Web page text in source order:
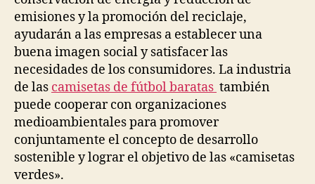
emisiones y la promoción del reciclaje,
ayudarán a las empresas a establecer una
buena imagen social y satisfacer las
necesidades de los consumidores. La industria
de las camisetas de fútbol baratas también
puede cooperar con organizaciones
medioambientales para promover
conjuntamente el concepto de desarrollo
sostenible y lograr el objetivo de las «camisetas
verdes».